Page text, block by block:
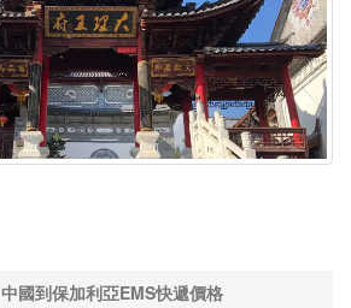
中國到保加利亞EMS快遞價格